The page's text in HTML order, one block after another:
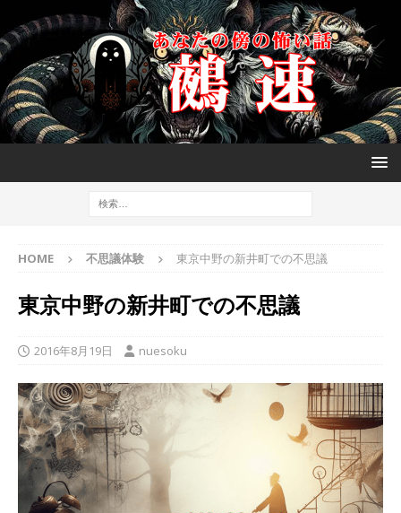
HOME 不思議体験 東京中野の新井町での不思議
東京中野の新井町での不思議
2016年8月19日 nuesoku